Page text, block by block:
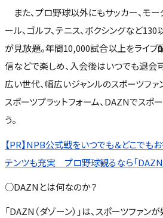
また、プロ野球以外にもサッカー、モー
ール、ゴルフ、テニス、ボクシングなど
が見放題。年間10,000試合以上をライブ
信などで楽しめ、入会後はいつでも退会
広い世代、幅広いジャンルのスポーツフ
スポーツプラットフォーム、DAZNでスポ
う。
【PR】NPB公式戦をいつでも＆どこでも
テンツも充実 プロ野球観るなら「DAZN
○DAZNとは何なのか？
「DAZN（ダゾーン）」は、スポーツファ